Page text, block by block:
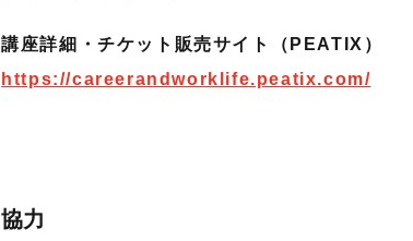
講座詳細・チケット販売サイト（PEATIX）
https://careerandworklife.peatix.com/
協力